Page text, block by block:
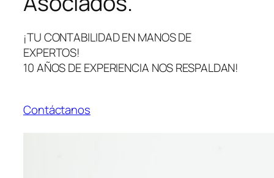
¡TU CONTABILIDAD EN MANOS DE
EXPERTOS!
10 AÑOS DE EXPERIENCIA NOS RESPALDAN!
Contáctanos